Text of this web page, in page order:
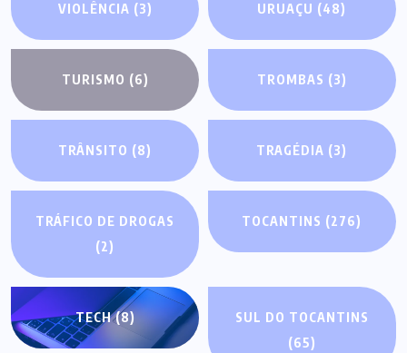
VIOLÊNCIA (3) URUAÇU (48)
TURISMO (6) TROMBAS (3)
TRÂNSITO (8) TRAGÉDIA (3)
TRÁFICO DE DROGAS
(2)
TOCANTINS (276)
TECH(8)
SUL DO TOCANTINS
(65)